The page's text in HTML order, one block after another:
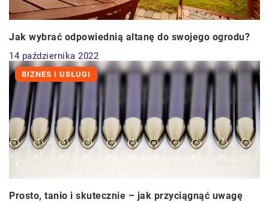
Jak wybrać odpowiednią altanę do swojego ogrodu?
14 października 2022
BIZNES I USŁUGI
Prosto, tanio i skutecznie – jak przyciągnąć uwagę